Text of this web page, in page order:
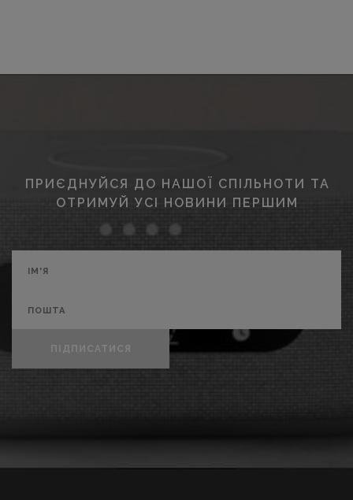
ПРИЄДНУЙСЯ ДО НАШОЇ СПІЛЬНОТИ ТА
ОТРИМУЙ УСІ НОВИНИ ПЕРШИМ
ПІДПИСАТИСЯ